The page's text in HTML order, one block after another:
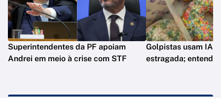
Superintendentes da PF apoiam
Andrei em meio à crise com STF
Golpistas usam IA
estragada; entenda